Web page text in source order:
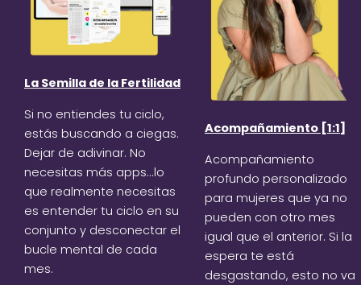
La Semilla de la Fertilidad
Si no entiendes tu ciclo,
estás buscando a ciegas.
Dejar de adivinar. No
necesitas más apps...lo
que realmente necesitas
es entender tu ciclo en su
conjunto y desconectar el
bucle mental de cada
mes.
Acompañamiento [1:1]
Acompañamiento
profundo personalizado
para mujeres que ya no
pueden con otro mes
igual que el anterior. Si la
espera te está
desgastando, esto no va